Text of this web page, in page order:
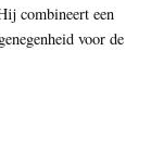
combineert een
voor de